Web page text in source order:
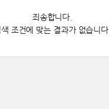
죄송합니다.
색 조건에 맞는 결과가 없습니다.